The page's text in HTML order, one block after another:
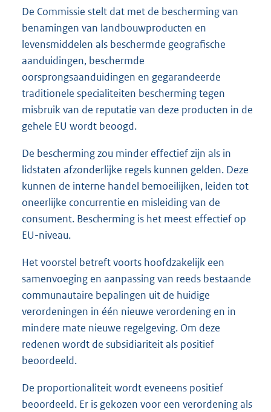
De Commissie stelt dat met de bescherming van
benamingen van landbouwproducten en
levensmiddelen als beschermde geografische
aanduidingen, beschermde
oorsprongsaanduidingen en gegarandeerde
traditionele specialiteiten bescherming tegen
misbruik van de reputatie van deze producten in de
gehele EU wordt beoogd.
De bescherming zou minder effectief zijn als in
lidstaten afzonderlijke regels kunnen gelden. Deze
kunnen de interne handel bemoeilijken, leiden tot
oneerlijke concurrentie en misleiding van de
consument. Bescherming is het meest effectief op
EU-niveau.
Het voorstel betreft voorts hoofdzakelijk een
samenvoeging en aanpassing van reeds bestaande
communautaire bepalingen uit de huidige
verordeningen in één nieuwe verordening en in
mindere mate nieuwe regelgeving. Om deze
redenen wordt de subsidiariteit als positief
beoordeeld.
De proportionaliteit wordt eveneens positief
beoordeeld. Er is gekozen voor een verordening als